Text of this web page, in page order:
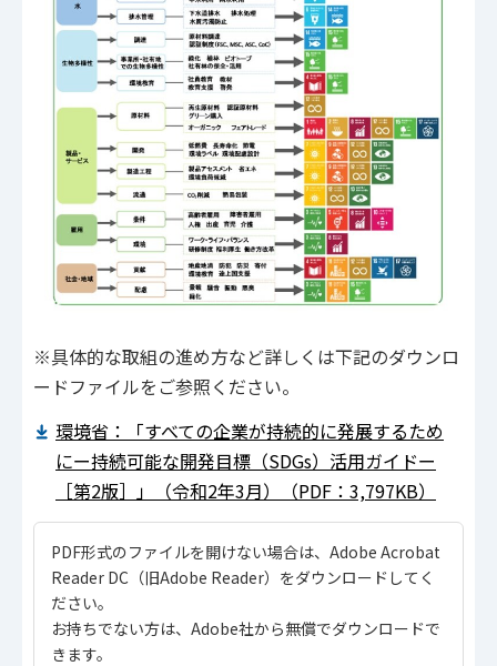
※具体的な取組の進め方など詳しくは下記のダウンロ
ードファイルをご参照ください。
環境省：「すべての企業が持続的に発展するため
にー持続可能な開発目標（SDGs）活用ガイドー
［第2版］」（令和2年3月）（PDF：3,797KB）
PDF形式のファイルを開けない場合は、Adobe Acrobat
Reader DC（旧Adobe Reader）をダウンロードしてく
ださい。
お持ちでない方は、Adobe社から無償でダウンロードで
きます。